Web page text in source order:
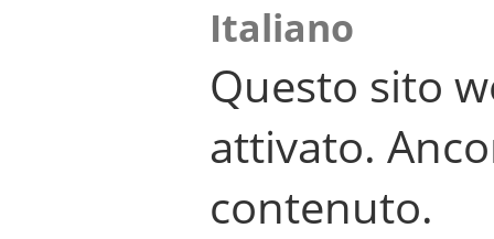
Italiano
Questo sito
attivato.
contenuto.